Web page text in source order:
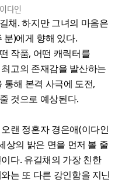
다인
채. 하지만 그녀의 마음은
분)에게 향해 있다.
작품, 어떤 캐릭터를
고의 존재감을 발산하는
통해 본격 사극에 도전,
것으로 예상된다.
랜 정혼자 경은애(이다인
상의 밝은 면을 먼저 볼 줄
다. 유길채의 가장 친한
는 또 다른 강인함을 지닌